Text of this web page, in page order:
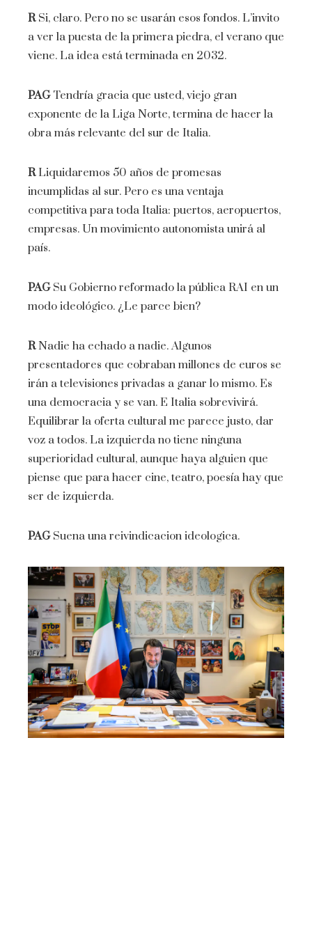
RSi, claro. Pero no se usarán esos fondos. L’invito
a ver la puesta de la primera piedra, el verano que
viene. La idea está terminada en 2032.
PAGTendría gracia que usted, viejo gran
exponente de la Liga Norte, termina de hacer la
obra más relevante del sur de Italia.
RLiquidaremos 50 años de promesas
incumplidas al sur. Pero es una ventaja
competitiva para toda Italia: puertos, aeropuertos,
empresas. Un movimiento autonomista unirá al
país.
PAGSu Gobierno reformado la pública RAI en un
modo ideológico. ¿Le parce bien?
RNadie ha echado a nadie. Algunos
presentadores que cobraban millones de euros se
irán a televisiones privadas a ganar lo mismo. Es
una democracia y se van. E Italia sobrevivirá.
Equilibrar la oferta cultural me parece justo, dar
voz a todos. La izquierda no tiene ninguna
superioridad cultural, aunque haya alguien que
piense que para hacer cine, teatro, poesía hay que
ser de izquierda.
PAGSuena una reivindicacion ideologica.